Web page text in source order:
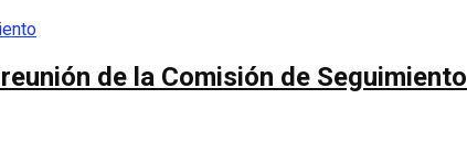
de la Comisión de Seguimiento